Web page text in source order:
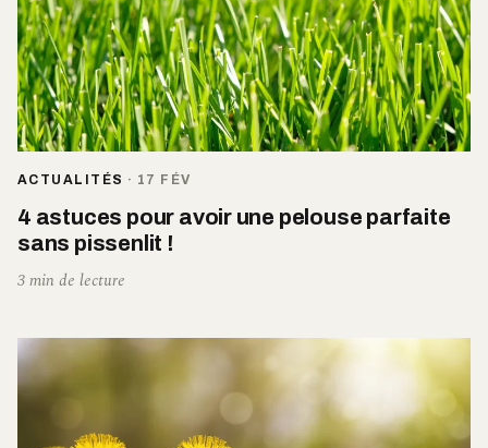
ACTUALITÉS · 17 FÉV
4 astuces pour avoir une pelouse parfaite
sans pissenlit !
3 min de lecture